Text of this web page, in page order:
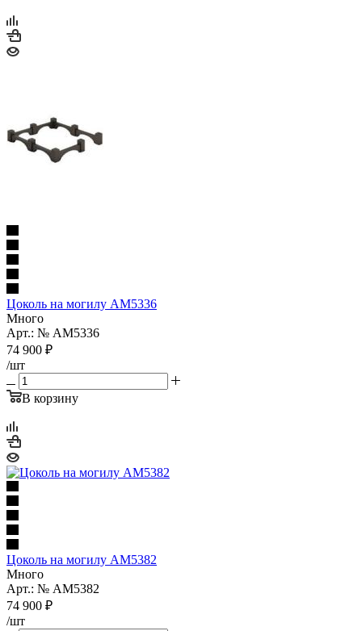
Цоколь на могилу AM5336
Много
Арт.: № AM5336
74 900 ₽
/шт
В корзину
Цоколь на могилу AM5382
Много
Арт.: № AM5382
74 900 ₽
/шт